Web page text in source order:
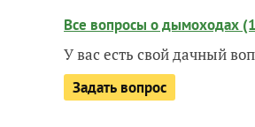
Все вопросы о дымоходах
У вас есть свой дачный
Задать вопрос